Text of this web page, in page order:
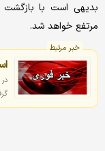
بدیهی است با
مرتفع خواهد شد.
خبر مرتبط